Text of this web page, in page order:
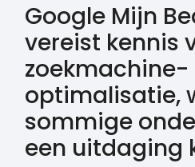
Google Mijn
vereist kennis
zoekmachine-
optimalisatie,
sommige
een uitdaging